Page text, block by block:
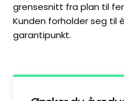
grensesnitt fra plan til
Kunden forholder seg til
garantipunkt.